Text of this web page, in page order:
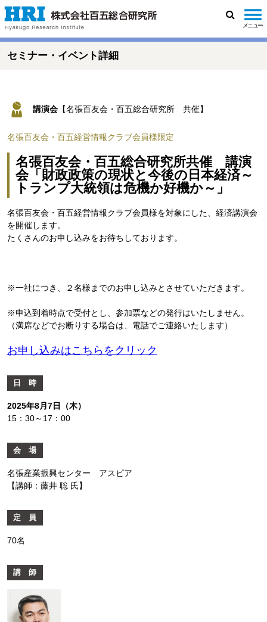
索
メニュー
セミナー・イベント詳細
講演会【名張百友会・百五総合研究所 共催】
名張百友会・百五経営情報クラブ会員様限定
名張百友会・百五総合研究所共催 講演
会「財政政策の現状と今後の日本経済～
トランプ大統領は危機か好機か～」
名張百友会・百五経営情報クラブ会員様を対象にした、経済講演会
を開催します。
たくさんのお申し込みをお待ちしております。
※一社につき、２名様までのお申し込みとさせていただきます。
※申込到着時点で受付とし、参加票などの発行はいたしません。
（満席などでお断りする場合は、電話でご連絡いたします）
お申し込みはこちらをクリック
日 時
2025年8月7日（木）
15：30～17：00
会 場
名張産業振興センター アスピア
【講師：藤井 聡 氏】
定 員
70名
講 師